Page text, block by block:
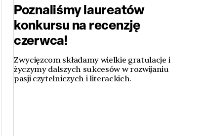
Poznaliśmy laureatów
konkursu na recenzję
czerwca!
Zwycięzcom składamy wielkie gratulacje i
życzymy dalszych sukcesów w rozwijaniu
pasji czytelniczych i literackich.